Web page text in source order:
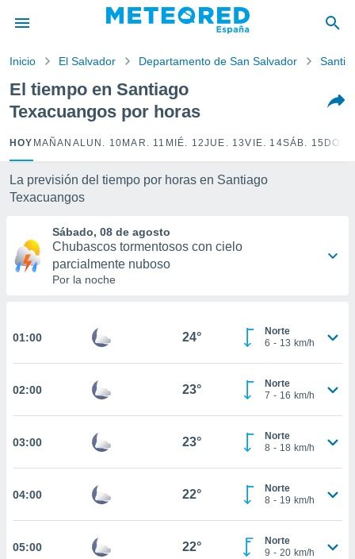
por
para
la
calidad.
a este
las
digital
permite
botón
la
ya sean
nos
CONTINUAR
Inicio El Salvador Departamento de San Salvador
El tiempo en Santiago
Texacuangos por horas
HOY MAÑANA LUN. 10 MAR. 11 MIÉ. 12JUE. 13VIE. 14SÁB. 15
La previsión del tiempo por horas en Santiago
Texacuangos
Sábado, 08 de agosto
Chubascos tormentosos con cielo
parcialmente nuboso
Por la noche
01:00 24°
Norte
6 - 13 km/h
02:00 23°
Norte
7 - 16 km/h
03:00 23°
Norte
8 - 18 km/h
04:00 22°
Norte
8 - 19 km/h
05:00 22°
Norte
9 - 20 km/h